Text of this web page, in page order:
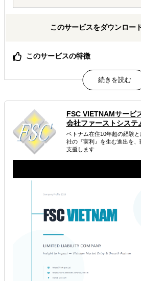
このサービスをダウンロー
このサービスの特徴
日本法人代表者が現地在住し、す
ポンスが速い。
属するジャンル
販路拡大（営業代行・販売代理店探し）
海外会社設立・登記代行 海外製造委
店舗出店のサポートをして欲しい
FSC VIETNAMサービ
会社ファーストシステ
ベトナム在住10年超の経験
社の『実利』を生む進出を
支援します